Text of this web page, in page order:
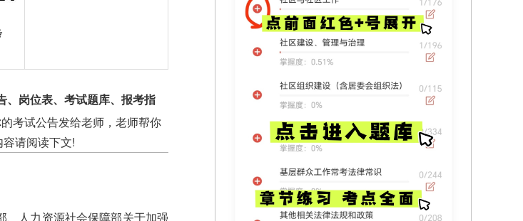
、岗位表、考试题库、报考指
的考试公告发给老师，老师帮你
请阅读下文!
人力资源社会保障部关于加强